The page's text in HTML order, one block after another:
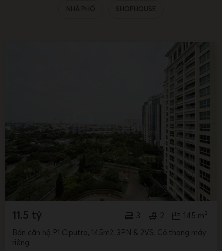
NHÀ PHỐ SHOPHOUSE
11.5 tỷ 3 2 145 m²
Bán căn hộ P1 Ciputra, 145m2, 3PN & 2VS. Có thang máy
riêng.